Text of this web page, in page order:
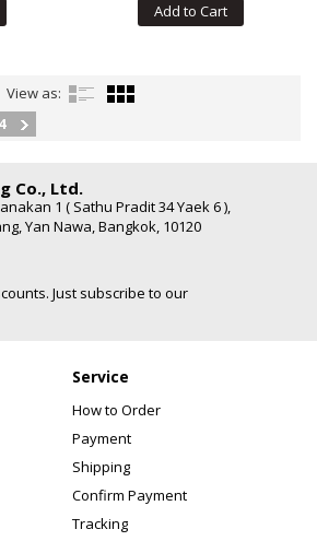
Add to Cart
View as:
4
Co., Ltd.
1 ( Sathu Pradit 34 Yaek 6 ),
Yan Nawa, Bangkok, 10120
Just subscribe to our
Service
How to Order
Payment
Shipping
Confirm Payment
Tracking